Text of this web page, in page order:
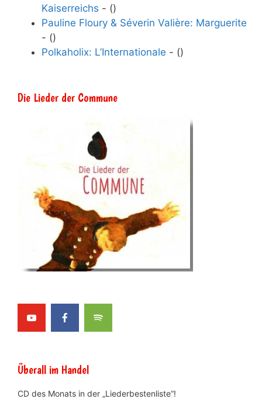
Kaiserreichs - ()
Pauline Floury & Séverin Valière: Marguerite
- ()
Polkaholix: L’Internationale - ()
Die Lieder der Commune
Überall im Handel
CD des Monats in der „Liederbestenliste“!